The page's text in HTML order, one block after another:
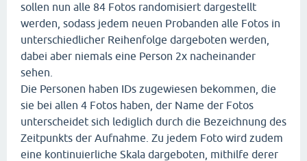
sollen nun alle 84 Fotos randomisiert dargestellt
werden, sodass jedem neuen Probanden alle Fotos in
unterschiedlicher Reihenfolge dargeboten werden,
dabei aber niemals eine Person 2x nacheinander
sehen.
Die Personen haben IDs zugewiesen bekommen, die
sie bei allen 4 Fotos haben, der Name der Fotos
unterscheidet sich lediglich durch die Bezeichnung des
Zeitpunkts der Aufnahme. Zu jedem Foto wird zudem
eine kontinuierliche Skala dargeboten, mithilfe derer